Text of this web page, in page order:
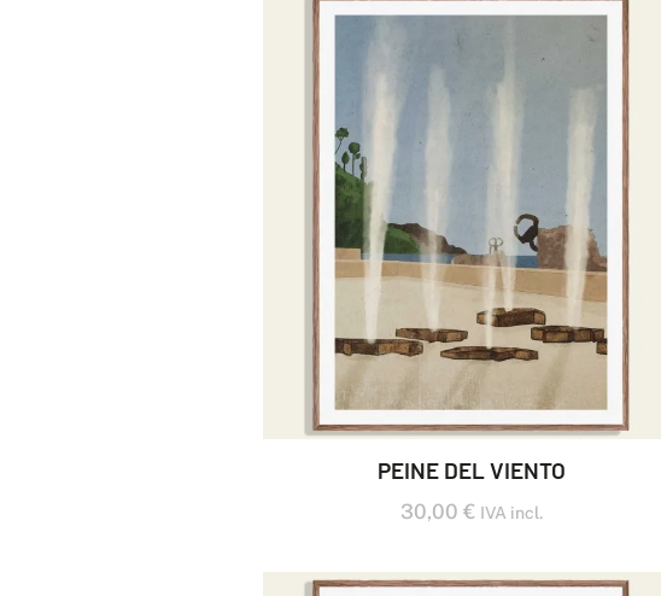
PEINE DEL VIENTO
30,00 € IVA incl.